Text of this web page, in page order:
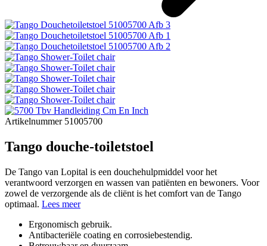
Artikelnummer 51005700
Tango douche-toiletstoel
De Tango van Lopital is een douchehulpmiddel voor het
verantwoord verzorgen en wassen van patiënten en bewoners. Voor
zowel de verzorgende als de cliënt is het comfort van de Tango
optimaal. Lees meer
Ergonomisch gebruik.
Antibacteriële coating en corrosiebestendig.